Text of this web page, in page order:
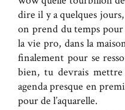
dire il y a quelques
on prend du temps
la vie pro, dans la
finalement pour se
bien, tu devrais
agenda presque en
pour de l’aquarelle.